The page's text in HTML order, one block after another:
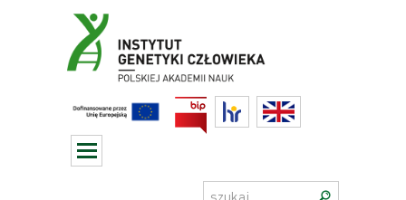
BIP HR
Szukaj: